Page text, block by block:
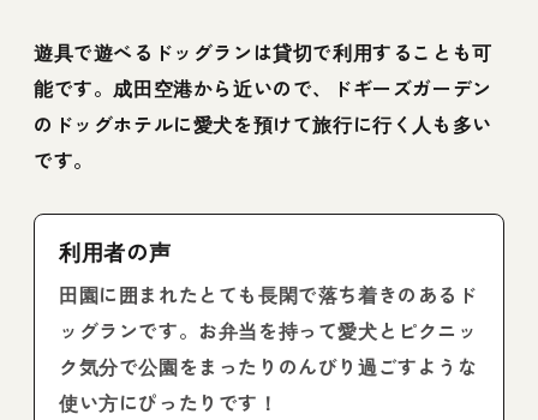
遊具で遊べるドッグランは貸切で利用することも可
能です。成田空港から近いので、ドギーズガーデン
のドッグホテルに愛犬を預けて旅行に行く人も多い
です。
利用者の声
田園に囲まれたとても長閑で落ち着きのあるド
ッグランです。お弁当を持って愛犬とピクニッ
ク気分で公園をまったりのんびり過ごすような
使い方にぴったりです！